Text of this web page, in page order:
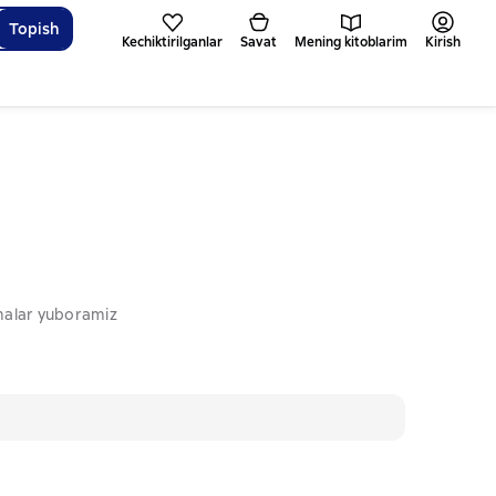
Topish
Kechiktirilganlar Savat Mening kitoblarim Kirish
yuboramiz